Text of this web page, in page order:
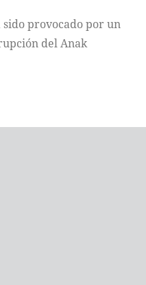
provocado por un
del Anak